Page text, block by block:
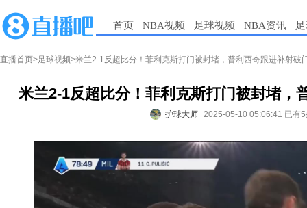
首页 NBA视频 足球视频 NBA资讯
直播首页>足球视频>米兰2-1反超比分！菲利克斯打门被封堵，普利西奇跟进补射破
米兰2-1反超比分！菲利克斯打门被封堵，
护球大师 2025-05-10 05:06:41 已有